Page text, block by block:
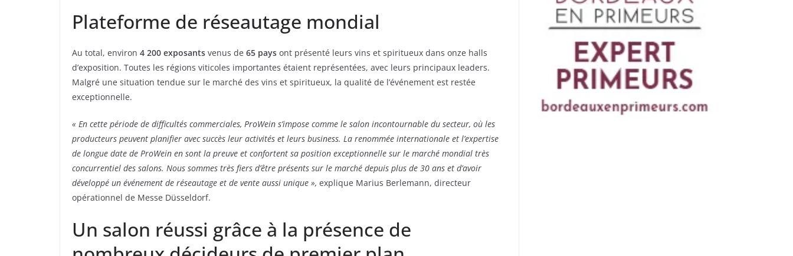
Plateforme de réseautage mondial
Au total, environ 4 200 exposants venus de 65 pays ont présenté leurs vins et spiritueux dans onze halls
d’exposition. Toutes les régions viticoles importantes étaient représentées, avec leurs principaux leaders.
Malgré une situation tendue sur le marché des vins et spiritueux, la qualité de l’événement est restée
exceptionnelle.
« En cette période de difficultés commerciales, ProWein s’impose comme le salon incontournable du secteur, où les
producteurs peuvent planifier avec succès leur activités et leurs business. La renommée internationale et l’expertise
de longue date de ProWein en sont la preuve et confortent sa position exceptionnelle sur le marché mondial très
concurrentiel des salons. Nous sommes très fiers d’être présents sur le marché depuis plus de 30 ans et d’avoir
développé un événement de réseautage et de vente aussi unique », explique Marius Berlemann, directeur
opérationnel de Messe Düsseldorf.
Un salon réussi grâce à la présence de